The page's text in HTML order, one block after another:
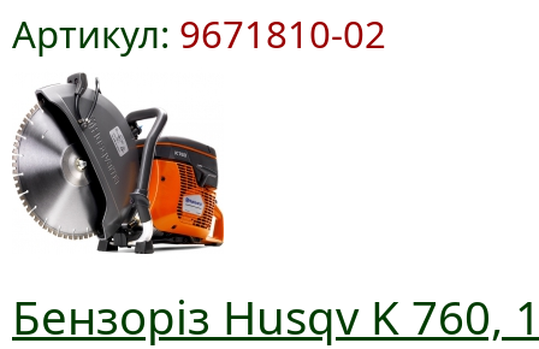
Артикул: 9671810-02
Бензоріз Husqv K 760,